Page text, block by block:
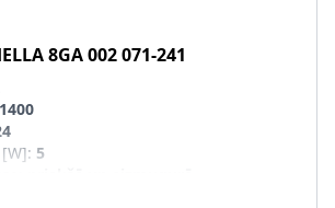
8GA 002 071-241
: 5